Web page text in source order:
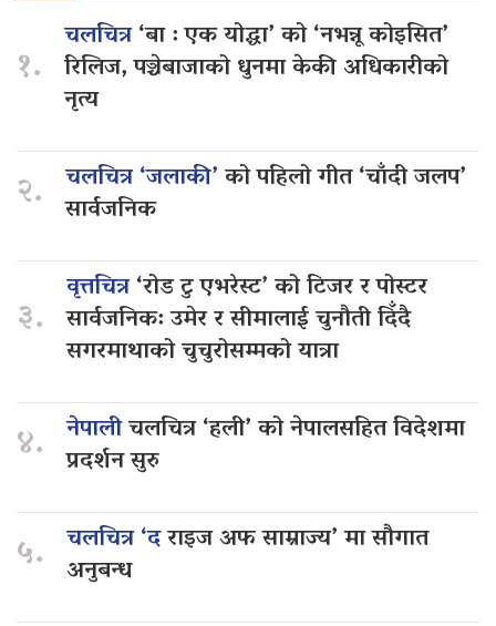
१.
चलचित्र‘बा : एक योद्धा’ को ‘नभन्नू कोइसित’
रिलिज, पञ्चेबाजाको धुनमा केकी अधिकारीको
नृत्य
२. चलचित्र ‘जलाकी’को पहिलो गीत ‘चाँदी जलप’
सार्वजनिक
३.
वृत्तचित्र‘रोड टु एभरेस्ट’ को टिजर र पोस्टर
सार्वजनिक: उमेर र सीमालाई चुनौती दिँदै
सगरमाथाको चुचुरोसम्मको यात्रा
४. नेपालीचलचित्र ‘हली’ को नेपालसहित विदेशमा
प्रदर्शन सुरु
५. चलचित्र ‘दराइज अफ साम्राज्य’ मा सौगात
अनुबन्ध